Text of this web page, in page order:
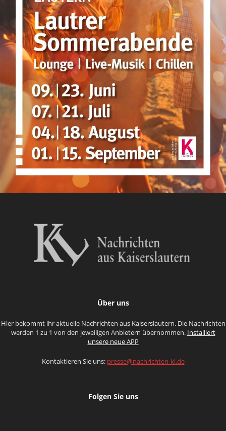
Über uns
Hier bekommt ihr aktuelle Nachrichten aus Kaiserslautern. Die Nachrichten
werden 1 zu 1 von den jeweiligen Anbietern übernommen. Installiert
unsere neue APP
Kontaktieren Sie uns: presse@nachrichten-kl.de
Folgen Sie uns